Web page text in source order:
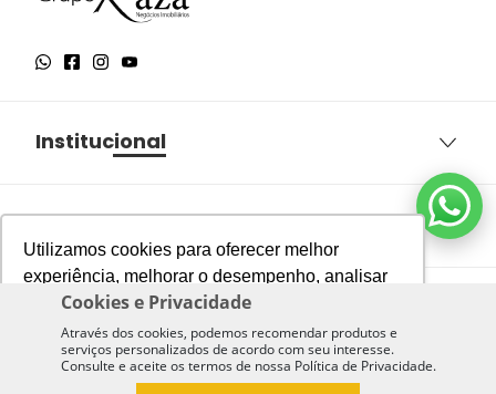
Utilizamos cookies para oferecer melhor
experiência, melhorar o desempenho, analisar
como você interage em nosso site e
personalizar conteúdo.
Institucional
Política de Privacidade
Termos e Condições de Uso
Política de Cookies
Trabalhe Conosco
Aqui você encontra
Imóveis à venda em São Paulo
Imóveis à venda em Jacareí
Nossas Unidades
São Paulo/SP
Cookies e Privacidade
Através dos cookies, podemos recomendar produtos e
serviços personalizados de acordo com seu interesse.
Consulte e aceite os termos de nossa Política de Privacidade.